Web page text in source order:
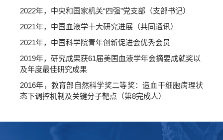
2022年，中央和国家机关“四强”党支部（支部书记）
2021年，中国血液学十大研究进展（共同通讯）
2021年，中国科学院青年创新促进会优秀会员
2019年，研究成果获61届美国血液学年会摘要成就奖以
及年度最佳研究成果
2016年，教育部自然科学奖二等奖：造血干细胞病理状
态下调控机制及关键分子靶点（第8完成人）